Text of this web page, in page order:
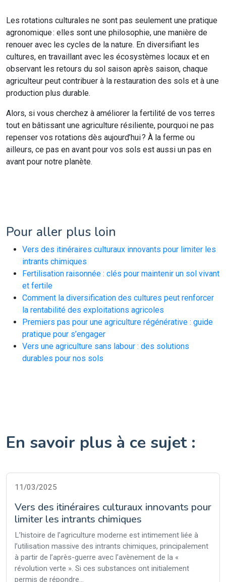
Les rotations culturales ne sont pas seulement une pratique
agronomique : elles sont une philosophie, une manière de
renouer avec les cycles de la nature. En diversifiant les
cultures, en travaillant avec les écosystèmes locaux et en
observant les retours du sol saison après saison, chaque
agriculteur peut contribuer à la restauration des sols et à une
production plus durable.
Alors, si vous cherchez à améliorer la fertilité de vos terres
tout en bâtissant une agriculture résiliente, pourquoi ne pas
repenser vos rotations dès aujourd’hui ? À la ferme ou
ailleurs, ce pas en avant pour vos sols est aussi un pas en
avant pour notre planète.
Pour aller plus loin
Vers des itinéraires culturaux innovants pour limiter les
intrants chimiques
Fertilisation raisonnée : clés pour maintenir un sol vivant
et fertile
Comment la diversification des cultures peut renforcer
la rentabilité des exploitations agricoles
Premiers pas pour une agriculture régénérative : guide
pratique pour s’engager
Vers une agriculture sans labour : des solutions
durables pour nos sols
En savoir plus à ce sujet :
11/03/2025
Vers des itinéraires culturaux innovants pour
limiter les intrants chimiques
L’histoire de l’agriculture moderne est intimement liée à
l’utilisation massive des intrants chimiques, principalement
à partir de l’après-guerre avec l’avènement de la «
révolution verte ». Si ces substances ont initialement
permis de répondre...